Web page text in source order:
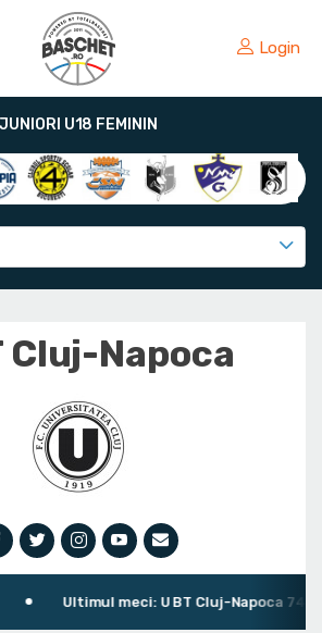
Login
JUNIORI U18 FEMININ
Cluj-Napoca
Ultimul meci: U BT Cluj-Napoca 74 - 72